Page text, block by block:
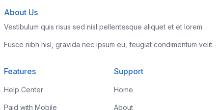
About Us
Vestibulum quis risus sed nisl pellentesque aliquet et et lorem.
Fusce nibh nisl, gravida nec ipsum eu, feugiat condimentum velit.
Features
Help Center
Paid with Mobile
Support
Home
About